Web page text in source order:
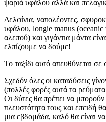
ψαριά υφάλου αλλά και
Δελφίνια, ναπολέοντες,
υφάλου, longie manus (oceanic
αλεπού) και γιγάντια μάντα
ελπίζουμε να δούμε!
Το ταξίδι αυτό απευθύνεται σε
Σχεδόν όλες οι καταδύσεις
(πολλές φορές αυτά τα
Οι δύτες θα πρέπει να μπορούν
πλευστότητα τους και επειδή
μια εβδομάδα, καλό θα είναι